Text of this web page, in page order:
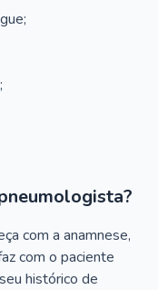
com a anamnese,
com o paciente
histórico de